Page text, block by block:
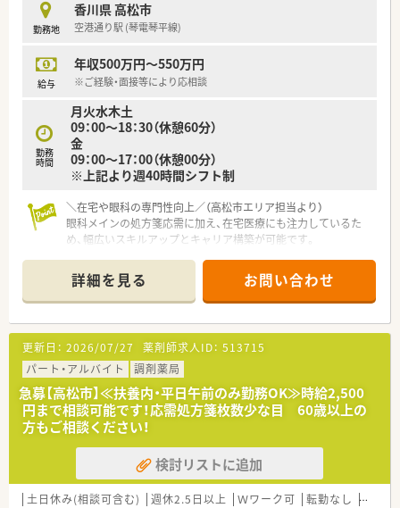
■調剤薬局事業以外も業績が安定しているため、将来性も安定
し、子育て支援の取り組みも徹底されています
の導入も勿論、 e―ラーニング受講補助等のスキルアップ支援
も行っております。
昇給率は比較的高く設定されています。
【研修制度が充実】
■教育制度が充実しています。メーカーとの勉強会の他にも、調
剤報酬改定についての勉強会や各種法律研修等も行っていま
■管理職へのキャリアアップのためにも、 経営マネージメント
研修・管理者研修等も行っています。
■調剤薬局に勤務しながら、病院での実務研修にも参加すること
ができ、専門知識的を身に付けることが可能となっています。
【こんな方にもオススメ】
■しっかりと自分の業務に対する姿勢等を評価してもらえる環
境で働きたい方
■専門的な知識を身に付ける事が出来る環境・研修制度がある先
でスキルアップを目指したい方
■お子様が好きな方
等々…
少しでも気になった方はお問い合わせくださいませ！
勤務地
香川県 高松市
空港通り駅 (琴電琴平線)
給与
年収500万円～550万円
※ご経験・面接等により応相談
勤務
時間
月火水木土
09：00～18：30（休憩60分）
金
09：00～17：00（休憩00分）
※上記より週40時間シフト制
＼在宅や眼科の専門性向上／（高松市エリア担当より）
眼科メインの処方箋応需に加え、在宅医療にも注力しているた
め、幅広いスキルアップとキャリア構築が可能です。
【店舗情報と応需状況について】
■空港通り駅から車で7分ほどの場所にあり、車通勤も可能で毎
日の通勤ストレスを軽減できる好立地の薬局です。
■眼科メインの処方箋を1日50から60枚程度応需しており、眼科
領域の専門的な知識を深く学ぶことができます。
■外来調剤に加えて居宅および施設の在宅業務にも注力してお
り、地域医療に幅広く貢献しているのが特徴です。
【法人特徴について】
■医療や福祉など幅広い事業を展開するグループ法人であり、業
績が安定しているため将来性も高く安心の企業です。
■四国や関西エリアを合わせて40店舗以上の調剤薬局を運営し
ており、地域に根差したネットワークを持っています。
■徳島県内ではトップクラスの施設在宅件数を誇り、訪問薬局支
詳細を見る お問い合わせ
更新日： 2026/07/27 薬剤師求人ID： 513715
パート・アルバイト
調剤薬局
急募【高松市】≪扶養内・平日午前のみ勤務OK≫時給2,500
円まで相談可能です！応需処方箋枚数少な目 60歳以上の
方もご相談ください！
検討リストに追加
土日休み(相談可含む) 週休2.5日以上 Ｗワーク可 転勤なし 車通